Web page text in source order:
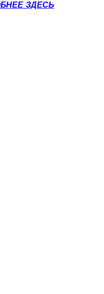
ЗДЕСЬ